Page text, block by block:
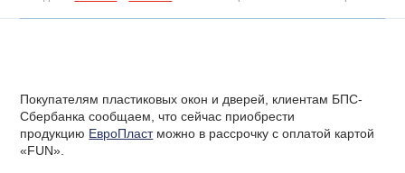
Покупателям пластиковых окон и дверей, клиентам БПС-
Сбербанка сообщаем, что сейчас приобрести
продукцию ЕвроПластможно в рассрочку с оплатой картой
«FUN».